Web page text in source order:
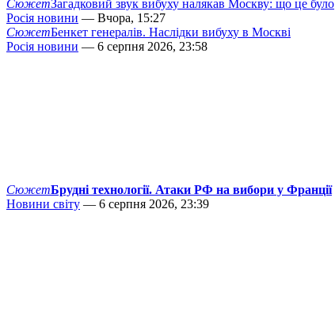
СюжетЗагадковий звук вибуху налякав Москву: що це було
Росія новини — Вчора, 15:27
СюжетБенкет генералів. Наслідки вибуху в Москві
Росія новини — 6 серпня 2026, 23:58
СюжетБрудні технології. Атаки РФ на вибори у Франції
Новини світу — 6 серпня 2026, 23:39